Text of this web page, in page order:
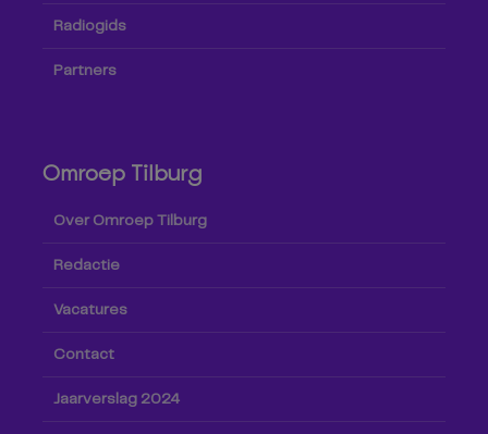
Radiogids
Partners
Omroep Tilburg
Over Omroep Tilburg
Redactie
Vacatures
Contact
Jaarverslag 2024